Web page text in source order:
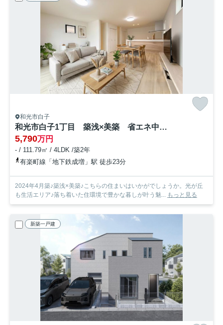
和光市白子
和光市白子1丁目 築浅×美築 省エネ中古戸建
5,790万円
- / 111.79㎡ / 4LDK /築2年
有楽町線「地下鉄成増」駅 徒歩23分
2024年4月築♪築浅×美築♪こちらの住まいはいかがでしょうか。光が丘
も生活エリア♪落ち着いた住環境で豊かな暮しが叶う魅... もっと見る
新築一戸建